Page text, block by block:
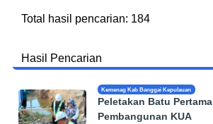
Total hasil pencarian: 184
Hasil Pencarian
Kemenag Kab Banggai Kepulauan
Peletakan Batu Pertama
Pembangunan KUA